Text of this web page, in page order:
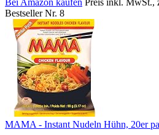
Bestseller Nr. 8
MAMA - Instant Nudeln Hühn, 20er